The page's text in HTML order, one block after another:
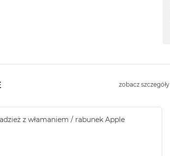
z włamaniem / rabunek Apple
zobacz szczegóły